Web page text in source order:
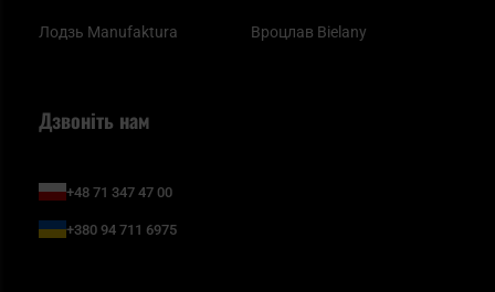
Лодзь Manufaktura Вроцлав Bielany
Дзвоніть нам
+48 71 347 47 00
+380 94 711 6975